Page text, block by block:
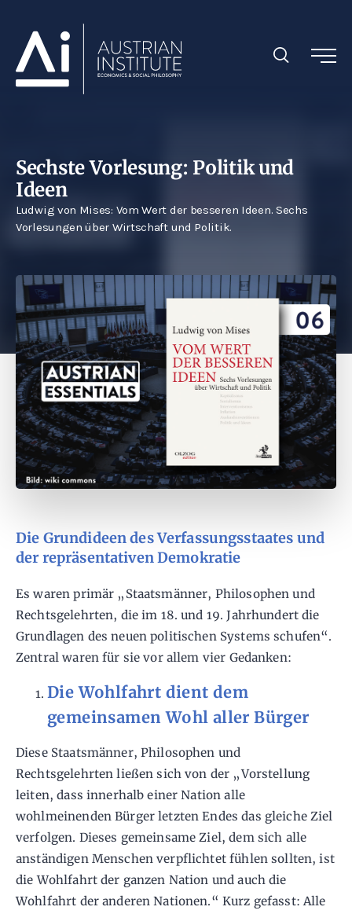
Sechste Vorlesung: Politik und
Ideen
Ludwig von Mises: Vom Wert der besseren Ideen. Sechs
Vorlesungen über Wirtschaft und Politik.
Die Grundideen des Verfassungsstaates und
der repräsentativen Demokratie
Es waren primär „Staatsmänner, Philosophen und
Rechtsgelehrten, die im 18. und 19. Jahrhundert die
Grundlagen des neuen politischen Systems schufen“.
Zentral waren für sie vor allem vier Gedanken:
Die Wohlfahrt dient dem
gemeinsamen Wohl aller Bürger
Diese Staatsmänner, Philosophen und
Rechtsgelehrten ließen sich von der „Vorstellung
leiten, dass innerhalb einer Nation alle
wohlmeinenden Bürger letzten Endes das gleiche Ziel
verfolgen. Dieses gemeinsame Ziel, dem sich alle
anständigen Menschen verpflichtet fühlen sollten, ist
die Wohlfahrt der ganzen Nation und auch die
Wohlfahrt der anderen Nationen.“ Kurz gefasst: Alle